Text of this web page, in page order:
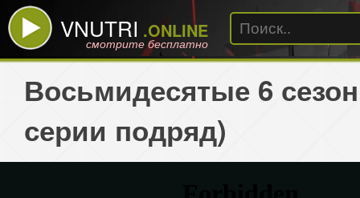
VNUTRI .ONLINE
смотрите бесплатно
Восьмидесятые 6
серии подряд)